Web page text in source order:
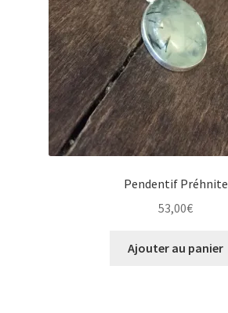
Pendentif Préhnite
53,00€
Ajouter au panier